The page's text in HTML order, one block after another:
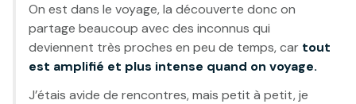
On est dans le voyage, la découverte donc on
partage beaucoup avec des inconnus qui
deviennent très proches en peu de temps, car tout
est amplifié et plus intense quand on voyage.
J’étais avide de rencontres, mais petit à petit, je